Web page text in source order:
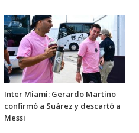
Inter Miami: Gerardo Martino
confirmó a Suárez y descartó a
Messi